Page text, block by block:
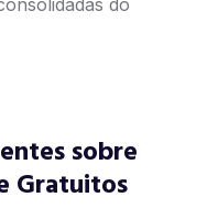
sobre
Gratuitos